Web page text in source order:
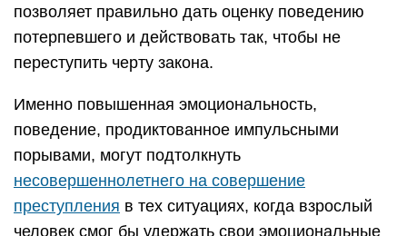
позволяет правильно дать оценку поведению
потерпевшего и действовать так, чтобы не
переступить черту закона.
Именно повышенная эмоциональность,
поведение, продиктованное импульсными
порывами, могут подтолкнуть
несовершеннолетнего на совершение
преступления в тех ситуациях, когда взрослый
человек смог бы удержать свои эмоциональные